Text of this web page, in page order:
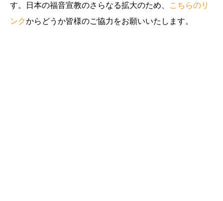
す。日本の福音宣教のさらなる拡大のため、
こちらのリ
ンクからどうか皆様のご協力をお願いいたします。